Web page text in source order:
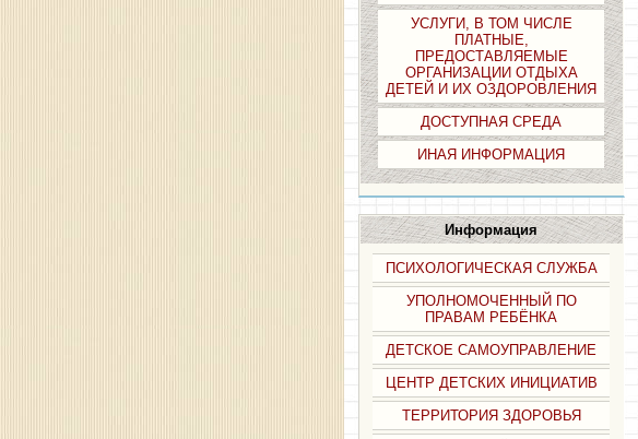
УСЛУГИ, В ТОМ ЧИСЛЕ
ПЛАТНЫЕ,
ПРЕДОСТАВЛЯЕМЫЕ
ОРГАНИЗАЦИИ ОТДЫХА
ДЕТЕЙ И ИХ ОЗДОРОВЛЕНИЯ
ДОСТУПНАЯ СРЕДА
ИНАЯ ИНФОРМАЦИЯ
Информация
ПСИХОЛОГИЧЕСКАЯ СЛУЖБА
УПОЛНОМОЧЕННЫЙ ПО
ПРАВАМ РЕБЁНКА
ДЕТСКОЕ САМОУПРАВЛЕНИЕ
ЦЕНТР ДЕТСКИХ ИНИЦИАТИВ
ТЕРРИТОРИЯ ЗДОРОВЬЯ